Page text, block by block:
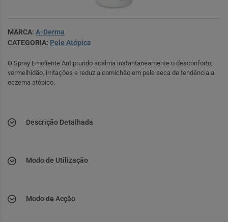
MARCA: A-Derma
CATEGORIA: Pele Atópica
O Spray Emoliente Antiprurido acalma instantaneamente o desconforto,
vermelhidão, irritações e reduz a comichão em pele seca de tendência a
eczema atópico.
Descrição Detalhada
Modo de Utilização
Modo de Acção